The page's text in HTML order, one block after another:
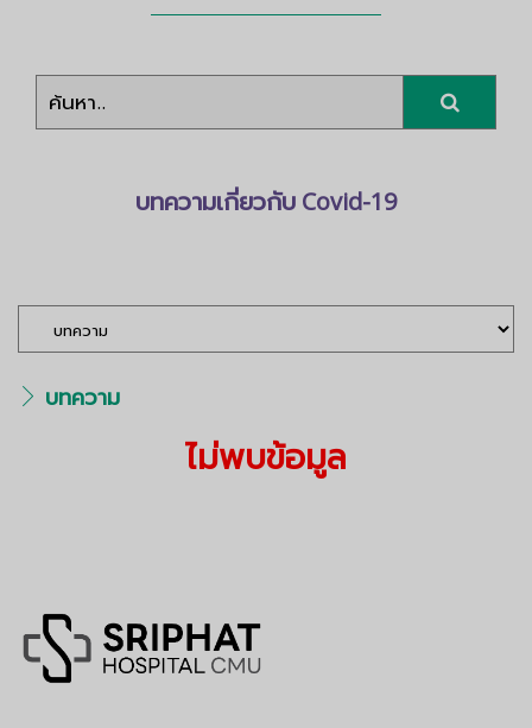
บทความเกี่ยวกับ Covid-19
บทความ
ไม่พบข้อมูล